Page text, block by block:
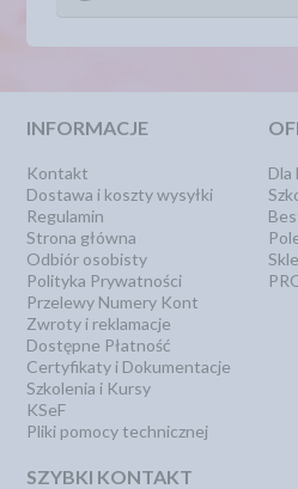
INFORMACJE
Kontakt
Dostawa i koszty wysyłki
Regulamin
Strona główna
Odbiór osobisty
Polityka Prywatności
Przelewy Numery Kont
Zwroty i reklamacje
Dostępne Płatność
Certyfikaty i Dokumentacje
Szkolenia i Kursy
KSeF
Pliki pomocy technicznej
Dla
SZYBKI KONTAKT